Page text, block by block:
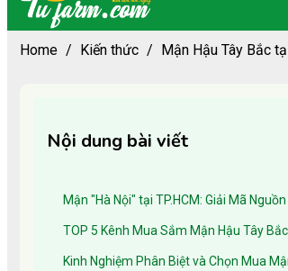
Home / Kiến thức / Mận Hậu Tây Bắc
Nội dung bài viết
Mận "Hà Nội" tại TP.HCM: Giải Mã
TOP 5 Kênh Mua Sắm Mận Hậu Tây
Kinh Nghiệm Phân Biệt và Chọn Mua